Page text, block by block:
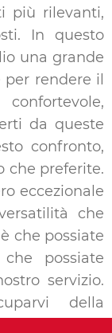
più rilevanti,
In questo
una grande
rendere il
da queste
confronto,
che preferite.
eccezionale
che
che possiate
possiate
servizio.
della
troverete